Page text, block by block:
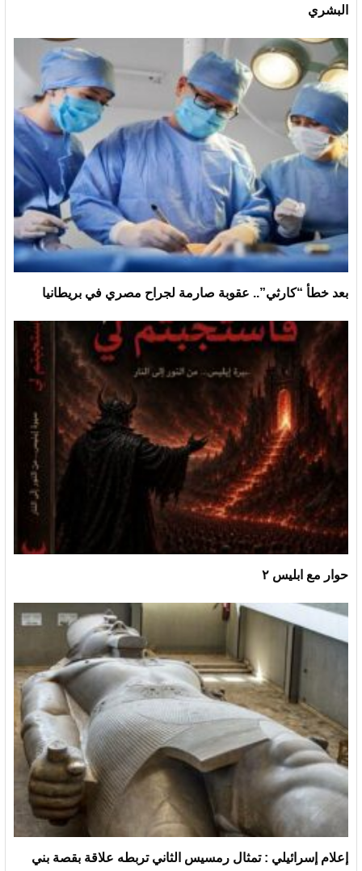
البشري
بعد خطأ “كارثي”.. عقوبة صارمة لجراح مصري في بريطانيا
حوار مع ابليس ٢
إعلام إسرائيلي : تمثال رمسيس الثاني تربطه علاقة بقصة بني